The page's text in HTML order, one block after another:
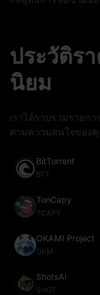
ประวัติร
นิยม
เราได้รวบรวมรายก
ตามความสนใจของ
BitTorrent
BTT
TonCapy
TCAPY
OKAMI Project
OKM
ShotsAI
SHOT